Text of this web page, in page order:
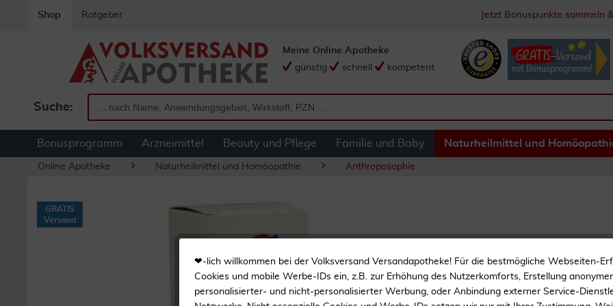
Shop Ratgeber Jetzt Bonuspunkte sammeln
Suche:
Meine Online Apotheke
günstig
schnell kompetent
Bonusprogramm Arzneimittel Beauty und Pflege Familie und Baby Naturheilmittel und
Online Apotheke Naturheilmittel und Homöopathie Anthroposophie
Weleda
GRATIS
Versand
❤-lich willkommen bei der Volksversand Versandapotheke! Für die bestmögliche Webseiten-
Cookies und mobile Werbe-IDs ein, z.B. zur Erhöhung des Nutzerkomforts, Erstellung
personalisierter- und nicht-personalisierter Werbung, oder Anbindung externer Service-